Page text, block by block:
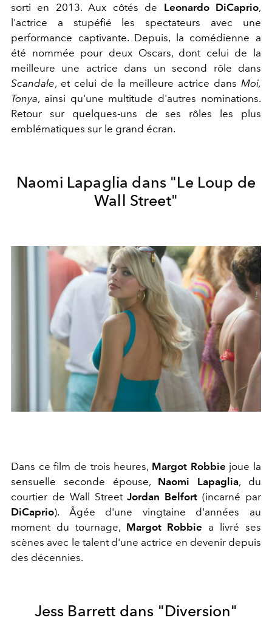
sorti en 2013. Aux côtés de Leonardo DiCaprio,
l'actrice a stupéfié les spectateurs avec une
performance captivante. Depuis, la comédienne a
été nommée pour deux Oscars, dont celui de la
meilleure une actrice dans un second rôle dans
Scandale, et celui de la meilleure actrice dans Moi,
Tonya, ainsi qu'une multitude d'autres nominations.
Retour sur quelques-uns de ses rôles les plus
emblématiques sur le grand écran.
Naomi Lapaglia dans "Le Loup de
Wall Street"
Dans ce film de trois heures, Margot Robbie joue la
sensuelle seconde épouse, Naomi Lapaglia, du
courtier de Wall StreetJordan Belfort (incarné par
DiCaprio). Âgée d'une vingtaine d'années au
moment du tournage, Margot Robbie a livré ses
scènes avec le talent d'une actrice en devenir depuis
des décennies.
Jess Barrett dans "Diversion"